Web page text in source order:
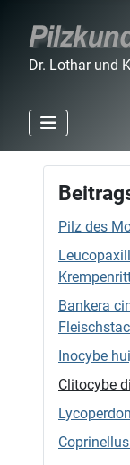
Dr. Lothar und
Pilz des
Bankera
Inocybe
Clitocybe